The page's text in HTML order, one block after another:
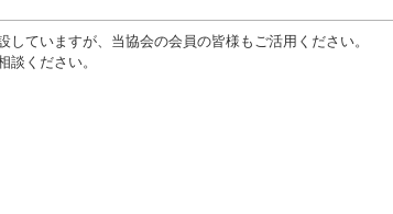
ていますが、当協会の会員の皆様もご活用ください。
談ください。